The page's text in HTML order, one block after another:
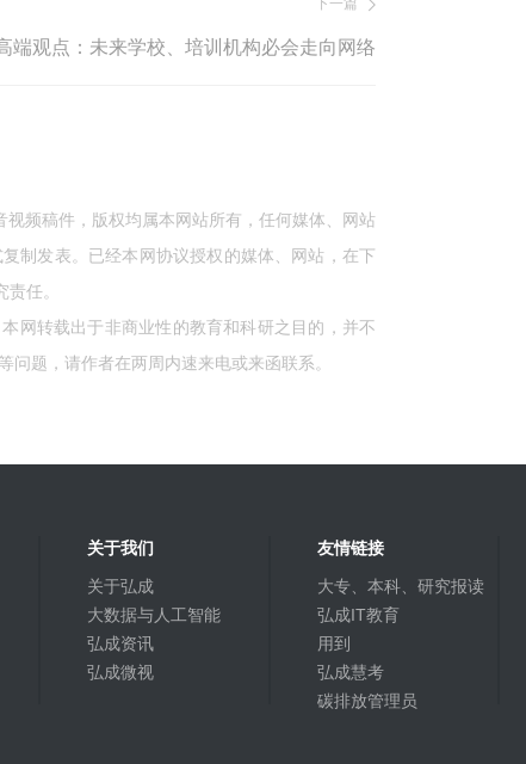
下一篇
端观点：未来学校、培训机构必会走向网络
频稿件，版权均属本网站所有，任何媒体、网站
制发表。已经本网协议授权的媒体、网站，在下
任。
网转载出于非商业性的教育和科研之目的，并不
题，请作者在两周内速来电或来函联系。
关于我们
关于弘成
大数据与人工智能
弘成资讯
弘成微视
友情链接
大专、本科、研究报读
弘成IT教育
用到
弘成慧考
碳排放管理员